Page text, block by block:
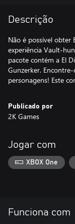
Descrição
Não é possível obter
experiência Vault-
pacote contém a El
Gunzerker.
personagens! Este
Publicado por
2K Games
Jogar com
XBOX One
Funciona com